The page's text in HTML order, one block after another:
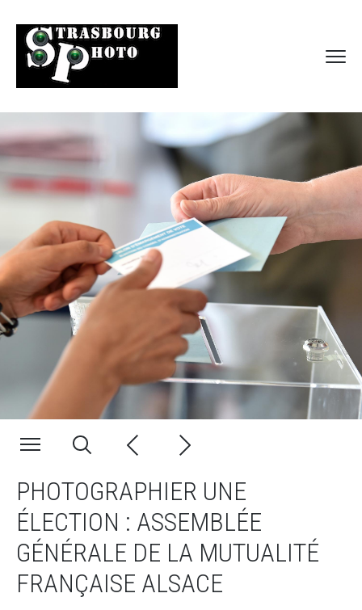
PHOTOGRAPHIER UNE
ÉLECTION : ASSEMBLÉE
GÉNÉRALE DE LA MUTUALITÉ
FRANÇAISE ALSACE